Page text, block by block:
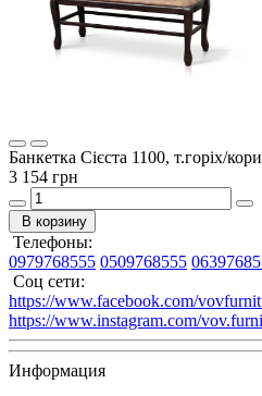
Банкетка Сієста 1100, т.горіх/
3 154 грн
В корзину
Телефоны:
0979768555 0509768555
Соц сети:
https://www.facebook.com/
https://www.instagram.com/
Информация